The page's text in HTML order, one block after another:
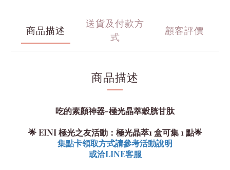
商品描述
送貨及付款方
式
顧客評價
商品描述
吃的素顏神器-極光晶萃穀胱甘肽
🌟 EINI 極光之友活動：極光晶萃1 盒可集 1 點🌟
集點卡領取方式請參考活動說明
或洽LINE客服